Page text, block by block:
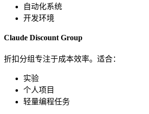
自动化系统
开发环境
Claude Discount Group
折扣分组专注于成本效率。适合：
实验
个人项目
轻量编程任务